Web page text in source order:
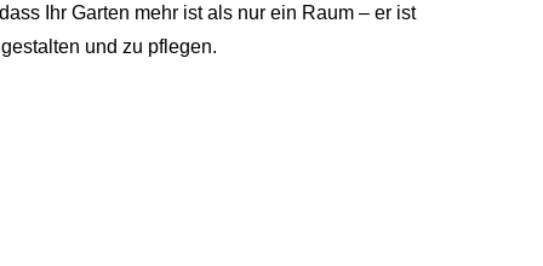
Ihr Garten mehr ist als nur ein Raum – er ist
und zu pflegen.